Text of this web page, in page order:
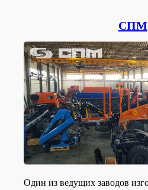
СПМ
Один из ведущих заводов